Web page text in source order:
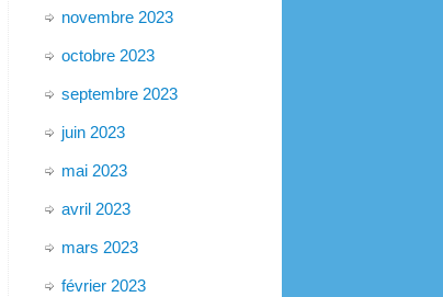
novembre 2023
octobre 2023
septembre 2023
juin 2023
mai 2023
avril 2023
mars 2023
février 2023